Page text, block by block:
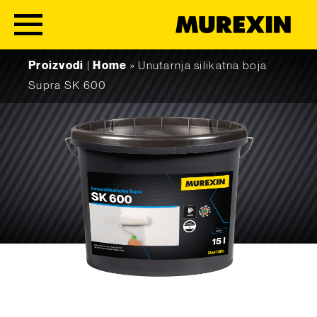
Proizvodi
Home »Unutarnja silikatna boja
Supra SK 600